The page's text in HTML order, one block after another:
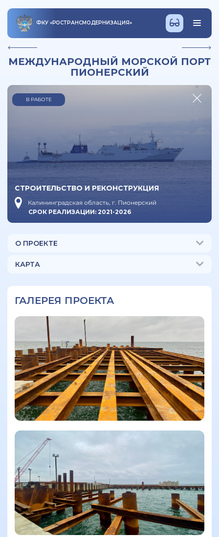
ФКУ «РОСТРАНСМОДЕРНИЗАЦИЯ»
МЕЖДУНАРОДНЫЙ МОРСКОЙ ПОРТ
ПИОНЕРСКИЙ
В РАБОТЕ
СТРОИТЕЛЬСТВО И РЕКОНСТРУКЦИЯ
Калининградская область, г. Пионерский
СРОК РЕАЛИЗАЦИИ: 2021-2026
О ПРОЕКТЕ
КАРТА
ГАЛЕРЕЯ ПРОЕКТА